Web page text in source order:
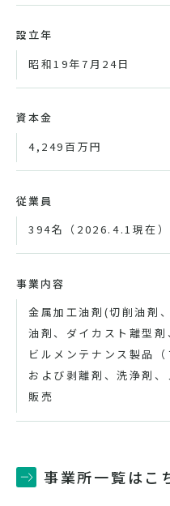
設立年
昭和19年7月24日
資本金
4,249百万円
従業員
394名（2026.4.1現在）
事業内容
金属加工油剤(切削油剤
油剤、ダイカスト離型剤
ビルメンテナンス製品
および剥離剤、洗浄剤
販売
事業所一覧はこ